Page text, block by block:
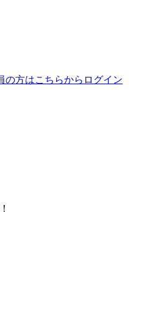
の方はこちらからログイン